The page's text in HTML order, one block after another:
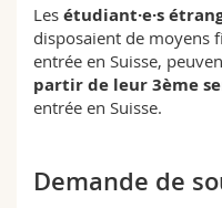
Les étudiant·e·s
disposaient de moyens
entrée en Suisse,
partir de leur 3ème
entrée en Suisse.
Demande de